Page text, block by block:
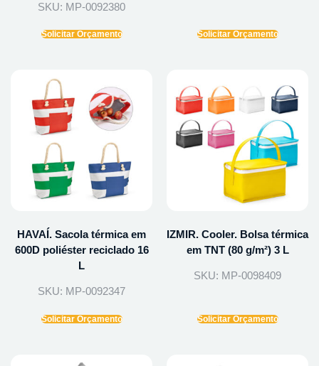
SKU: MP-0092380
Solicitar Orçamento Solicitar Orçamento
HAVAÍ. Sacola térmica em
600D poliéster reciclado 16
L
SKU: MP-0092347
Solicitar Orçamento
IZMIR. Cooler. Bolsa térmica
em TNT (80 g/m²) 3 L
SKU: MP-0098409
Solicitar Orçamento